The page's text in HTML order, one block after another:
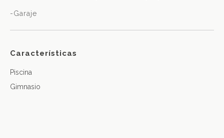
-Garaje
Características
Piscina
Gimnasio